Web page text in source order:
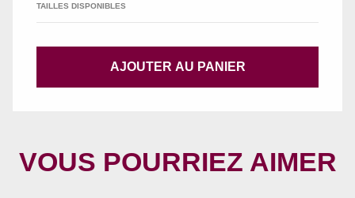
TAILLES DISPONIBLES
AJOUTER AU PANIER
VOUS POURRIEZ AIMER